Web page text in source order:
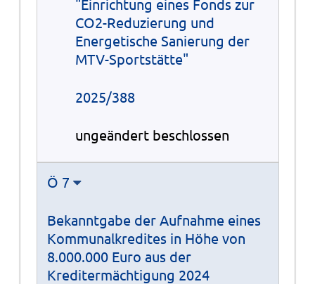
"Einrichtung eines Fonds zur
CO2-Reduzierung und
Energetische Sanierung der
MTV-Sportstätte"
2025/388
ungeändert beschlossen
Ö 7
Bekanntgabe der Aufnahme eines
Kommunalkredites in Höhe von
8.000.000 Euro aus der
Kreditermächtigung 2024